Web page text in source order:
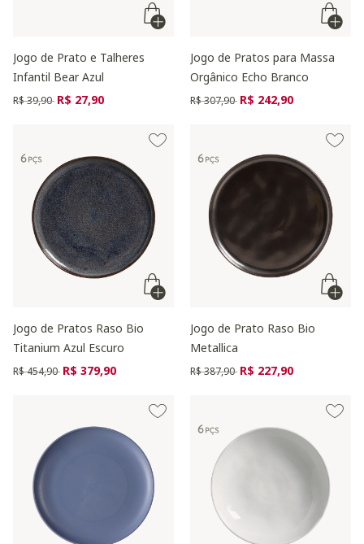
Jogo de Prato e Talheres
Infantil Bear Azul
Preço reduzido de
R$ 39,90 para
R$ 27,90
Jogo de Pratos para Massa
Orgânico Echo Branco
Preço reduzido de
R$ 307,90 para
R$ 242,90
Jogo de Pratos Raso Bio
Titanium Azul Escuro
Preço reduzido de
R$ 454,90 para
R$ 379,90
Jogo de Prato Raso Bio
Metallica
Preço reduzido de
R$ 387,90 para
R$ 227,90